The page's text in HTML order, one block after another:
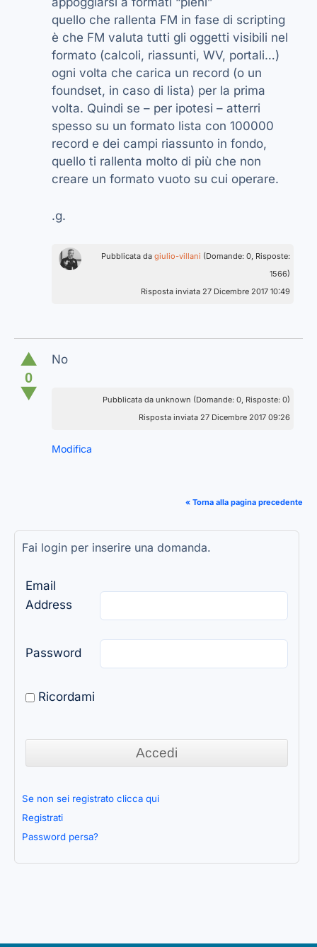
quello che rallenta FM in fase di scripting
è che FM valuta tutti gli oggetti visibili nel
formato (calcoli, riassunti, WV, portali…)
ogni volta che carica un record (o un
foundset, in caso di lista) per la prima
volta. Quindi se – per ipotesi – atterri
spesso su un formato lista con 100000
record e dei campi riassunto in fondo,
quello ti rallenta molto di più che non
creare un formato vuoto su cui operare.
.g.
Pubblicata da giulio-villani (Domande: 0, Risposte:
1566)
Risposta inviata 27 Dicembre 2017 10:49
▲
0
▼
No
Pubblicata da unknown (Domande: 0, Risposte: 0)
Risposta inviata 27 Dicembre 2017 09:26
Modifica
« Torna alla pagina precedente
Fai login per inserire una domanda.
Email
Address
Password
Ricordami
Se non sei registrato clicca qui
Registrati
Password persa?